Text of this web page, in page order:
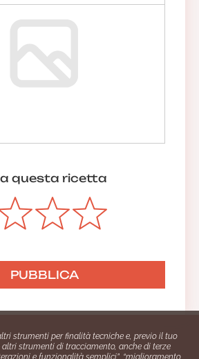
questa ricetta
strumenti per finalità tecniche e, previo il tuo
altri strumenti di tracciamento, anche di terze
e funzionalità semplici”, “miglioramento